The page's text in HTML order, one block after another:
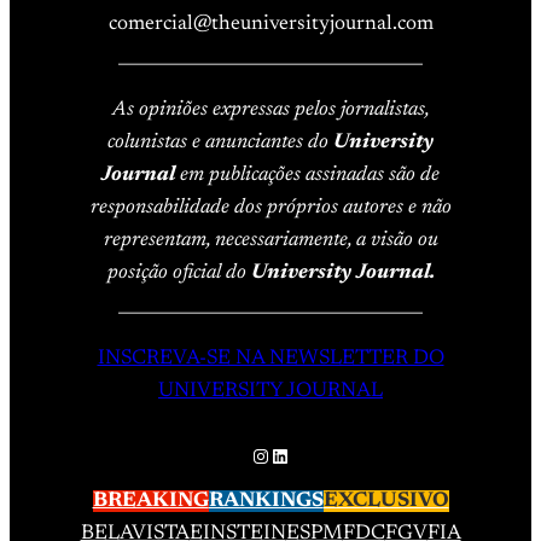
comercial@theuniversityjournal.com
As opiniões expressas pelos jornalistas,
colunistas e anunciantes do University
Journalem publicações assinadas são de
responsabilidade dos próprios autores e não
representam, necessariamente, a visão ou
posição oficial do University Journal.
INSCREVA-SE NA NEWSLETTER DO
UNIVERSITY JOURNAL
Instagram
LinkedIn
BREAKINGRANKINGSEXCLUSIVO
BELAVISTAEINSTEINESPMFDCFGVFIA